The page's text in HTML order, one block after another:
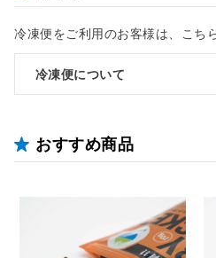
冷凍便をご利用のお客様は、こち
冷凍便について
おすすめ商品